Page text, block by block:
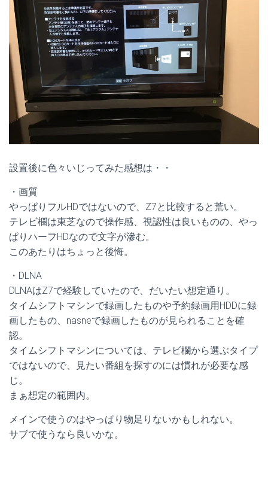
設置後に色々いじってみた感想は・・
・画質
やっぱりフルHDではないので、Z7と比較すると荒い。
テレビ欄は東芝なので操作感、視認性は良いものの、やっ
ぱりハーフHDなので文字が滲む。
このあたりはちょっと後悔。
・DLNA
DLNAはZ7で経験していたので、だいたい想定通り。
タイムシフトマシンで録画したものや予約録画用HDDに録
画したもの、nasneで録画したものが見られることを確
認。
タイムシフトマシンについては、テレビ欄から選ぶタイプ
ではないので、見たい番組を探すのには慣れが必要な感
じ。
まぁ想定の範囲内。
メインで使うのはやっぱり物足りないかもしれない。
サブで使うなら良いかな。